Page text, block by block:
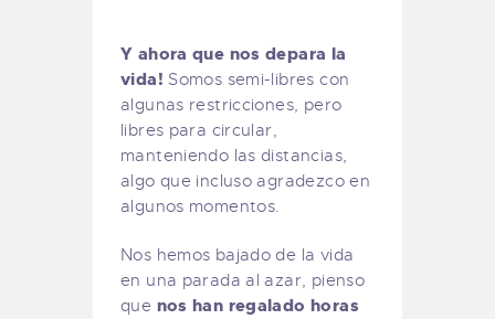
Y ahora que nos depara la
vida! Somos semi-libres con
algunas restricciones, pero
libres para circular,
manteniendo las distancias,
algo que incluso agradezco en
algunos momentos.
Nos hemos bajado de la vida
en una parada al azar, pienso
que nos han regalado horas